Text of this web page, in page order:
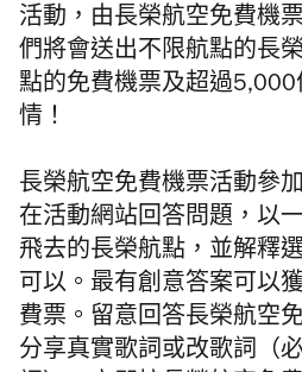
活動，由長榮航空免費機
們將會送出不限航點的長
點的免費機票及超過
情！
長榮航空免費機票活動參
在活動網站回答問題，以
飛去的長榮航點，並解釋
可以。最有創意答案可以
費票。留意回答長榮航空
分享真實歌詞或改歌詞（